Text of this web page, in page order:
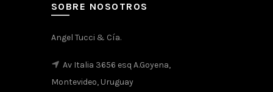
SOBRE NOSOTROS
Angel Tucci & Cía.
Av Italia 3656 esq A.Goyena,
Montevideo, Uruguay